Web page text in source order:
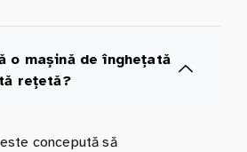
o mașină de înghețată
rețetă?
concepută să